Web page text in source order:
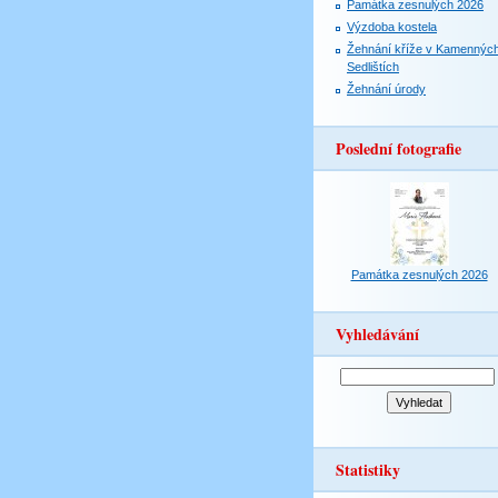
Památka zesnulých 2026
Výzdoba kostela
Žehnání kříže v
Sedlištích
Žehnání úrody
Poslední fotografie
Památka zesnulých 2026
Vyhledávání
Statistiky